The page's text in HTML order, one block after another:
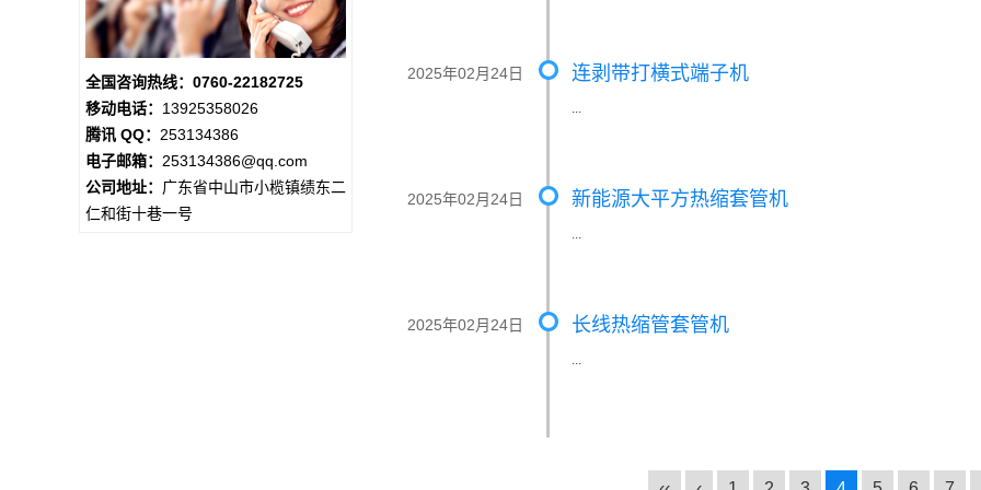
2025年02月24日 连剥带打横式端子机
2025年02月24日 新能源大平方热缩套管机
2025年02月24日 长线热缩管套管机
全国咨询热线：0760-22182725
移动电话： 13925358026
腾讯 QQ： 253134386
电子邮箱： 253134386@qq.com
公司地址： 广东省中山市小榄镇绩东二
仁和街十巷一号